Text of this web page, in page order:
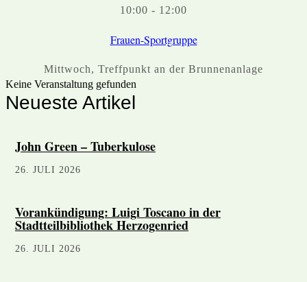
10:00 - 12:00
Frauen-Sportgruppe
Mittwoch, Treffpunkt an der Brunnenanlage
Keine Veranstaltung gefunden
Neueste Artikel
John Green – Tuberkulose
26. JULI 2026
Vorankündigung: Luigi Toscano in der
Stadtteilbibliothek Herzogenried
26. JULI 2026